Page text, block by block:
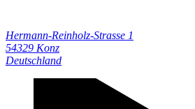
Hermann-Reinholz-Strasse 1
54329 Konz
Deutschland